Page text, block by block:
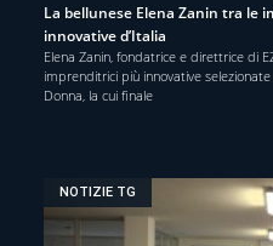
La bellunese Elena Zanin tra le
innovative d’Italia
Elena Zanin, fondatrice e direttrice di
imprenditrici più innovative
Donna, la cui finale
NOTIZIE TG